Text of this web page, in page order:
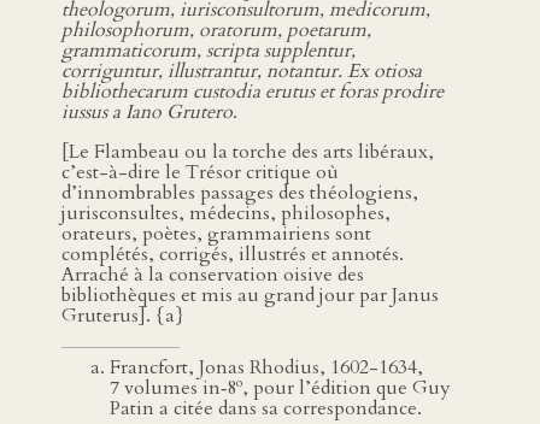
theologorum, iurisconsultorum, medicorum,
philosophorum, oratorum, poetarum,
grammaticorum, scripta supplentur,
corriguntur, illustrantur, notantur. Ex otiosa
bibliothecarum custodia erutus et foras prodire
iussus a Iano Grutero.
[Le Flambeau ou la torche des arts libéraux,
c’est-à-dire le Trésor critique où
d’innombrables passages des théologiens,
jurisconsultes, médecins, philosophes,
orateurs, poètes, grammairiens sont
complétés, corrigés, illustrés et annotés.
Arraché à la conservation oisive des
bibliothèques et mis au grand jour par Janus
Gruterus]. {a}
Francfort, Jonas Rhodius, 1602-1634,
7 volumes in‑8o, pour l’édition que Guy
Patin a citée dans sa correspondance.